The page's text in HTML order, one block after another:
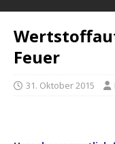
Feuer
31. Oktober 2015